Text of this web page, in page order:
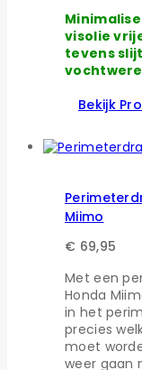
visolie
tevens
Bekijk
Miimo
€ 69,95
Met een
Honda
in het
precies
moet
weer gaan